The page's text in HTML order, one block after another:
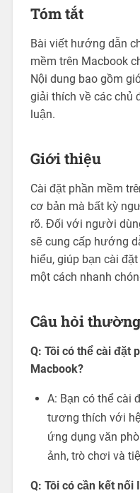
Tóm tắt
Bài viết hướng dẫn
mềm trên Macbook
Nội dung bao gồm
giải thích về các chủ
luận.
Giới thiệu
Cài đặt phần mềm
cơ bản mà bất kỳ
rõ. Đối với người
sẽ cung cấp hướng
hiểu, giúp bạn cài
một cách nhanh
Câu hỏi
Q: Tôi có thể cài đặt
Macbook?
A: Bạn có thể cài
tương thích với
ứng dụng văn
ảnh, trò chơi và
Q: Tôi có cần kết nối